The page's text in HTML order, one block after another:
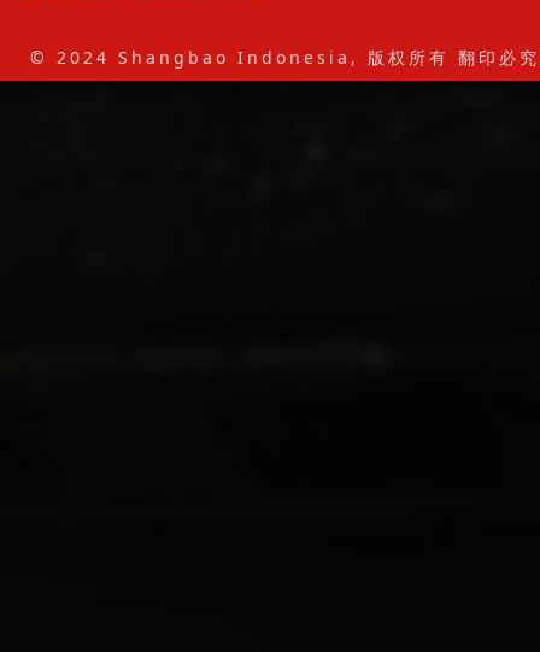
© 2024 Shangbao Indonesia, 版权所有 翻印必